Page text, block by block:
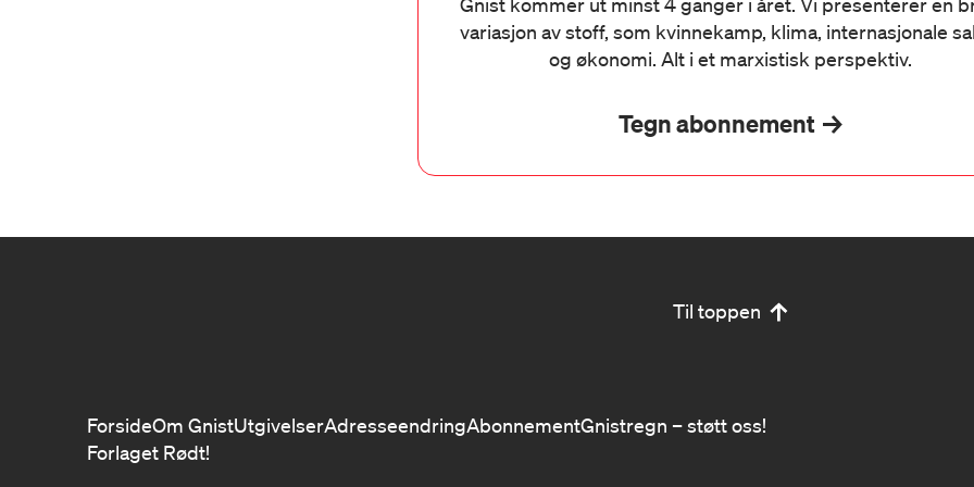
variasjon av stoff, som kvinnekamp, klima, internasjonale
og økonomi. Alt i et marxistisk perspektiv.
Tegn abonnement
Til toppen
ForsideOm GnistUtgivelserAdresseendringAbonnementGnistregn – støtt oss!
Forlaget Rødt!